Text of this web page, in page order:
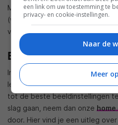
Met “Led Clear Motion” activeer
(wat isBFI) aan 60 Hz. Dat gaf
verbetering en introduceert
Belangrijkste
In ons artikel over het
lees je alles over de
tot de beste beeldinstellingen
slag gaan, neem dan onze
door. Hier vind je een uitleg
een link om uw toestemming te
privacy- en cookie-instellingen.
Naar de
Meer